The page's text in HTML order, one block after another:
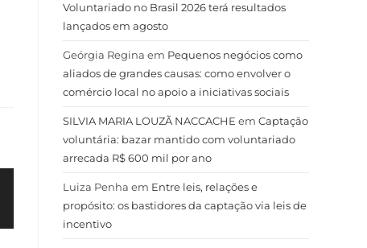
Voluntariado no Brasil 2026 terá resultados
lançados em agosto
Geórgia Regina em Pequenos negócios como
aliados de grandes causas: como envolver o
comércio local no apoio a iniciativas sociais
SILVIA MARIA LOUZÃ NACCACHE em Captação
voluntária: bazar mantido com voluntariado
arrecada R$ 600 mil por ano
Luiza Penha em Entre leis, relações e
propósito: os bastidores da captação via leis de
incentivo